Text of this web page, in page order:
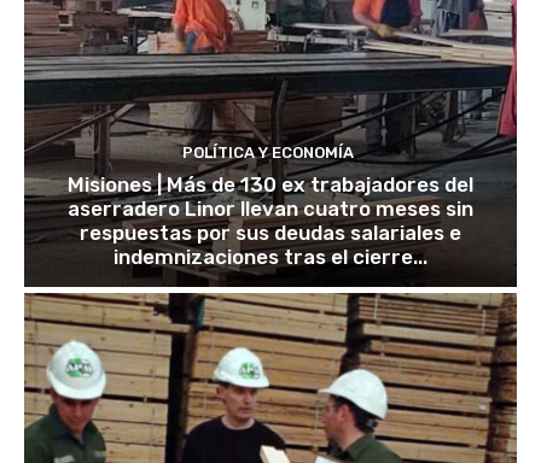
POLÍTICA Y ECONOMÍA
Misiones | Más de 130 ex trabajadores del
aserradero Linor llevan cuatro meses sin
respuestas por sus deudas salariales e
indemnizaciones tras el cierre...